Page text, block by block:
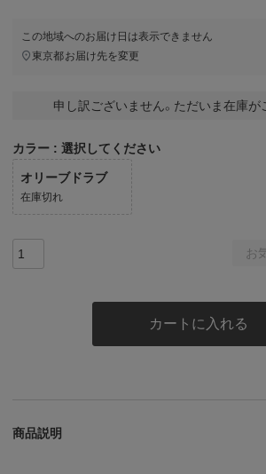
この地域へのお届け日は表示できません
東京都お届け先を変更
申し訳ございません。ただいま在庫が
カラー 選択してください
オリーブドラブ
在庫切れ
お
カートに入れる
商品説明